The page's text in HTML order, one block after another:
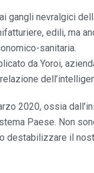
gangli nevralgici
edili, ma
sanitaria.
da Yoroi,
2020, ossia
Paese. Non
destabilizzare il